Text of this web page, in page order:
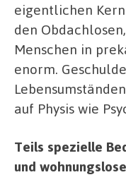
eigentlichen
den
Menschen in
enorm.
auf Physis wie
Teils spezielle
und